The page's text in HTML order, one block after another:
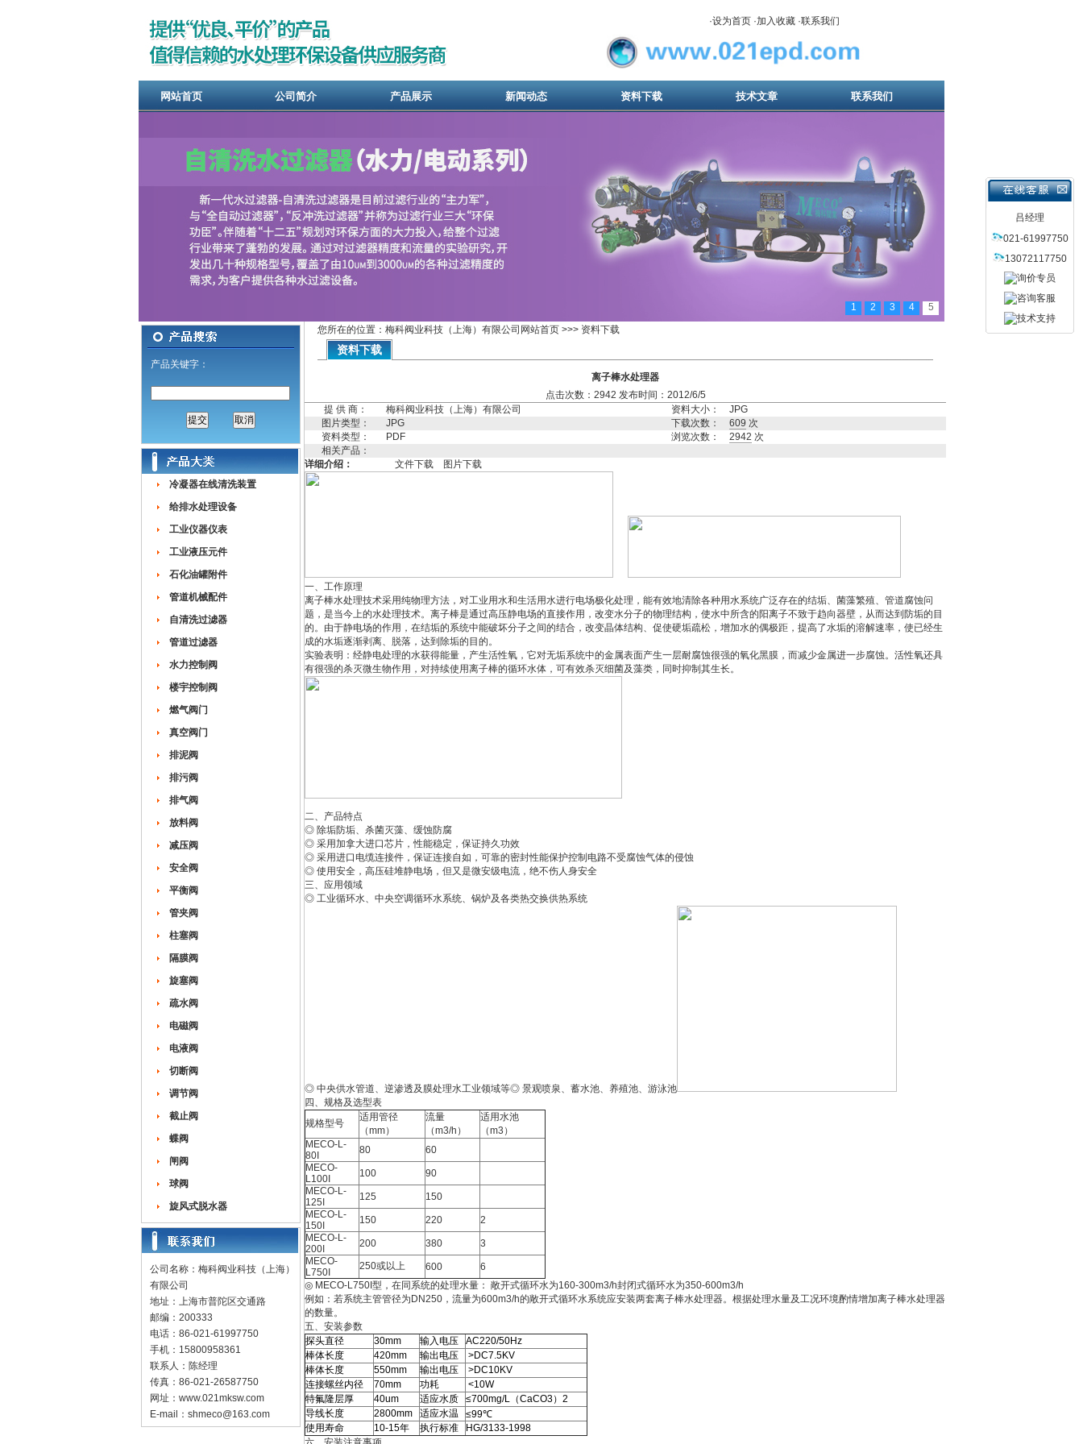
·设为首页 ·加入收藏 ·联系我们
网站首页 公司简介 产品展示 新闻动态 资料下载 技术文章 联系我们
1 2 3 4 5
吕经理
021-61997750
13072117750
产品关键字：
冷凝器在线清洗装置
给排水处理设备
工业仪器仪表
工业液压元件
石化油罐附件
管道机械配件
自清洗过滤器
管道过滤器
水力控制阀
楼宇控制阀
燃气阀门
真空阀门
排泥阀
排污阀
排气阀
放料阀
减压阀
安全阀
平衡阀
管夹阀
柱塞阀
隔膜阀
旋塞阀
疏水阀
电磁阀
电液阀
切断阀
调节阀
截止阀
蝶阀
闸阀
球阀
旋风式脱水器
公司名称：梅科阀业科技（上海）
有限公司
地址：上海市普陀区交通路
邮编：200333
电话：86-021-61997750
手机：15800958361
联系人：陈经理
传真：86-021-26587750
网址： www.021mksw.com
E-mail： shmeco@163.com
您所在的位置：梅科阀业科技（上海）有限公司网站首页 >>> 资料下载
资料下载
离子棒水处理器
点击次数：2942 发布时间：2012/6/5
提 供 商：
梅科阀业科技（上海）有限公司 资料大小：
JPG
图片类型：
JPG 下载次数： 609 次
资料类型：
PDF 浏览次数： 2942 次
相关产品：
详细介绍：
文件下载 图片下载
一、工作原理
离子棒水处理技术采用纯物理方法，对工业用水和生活用水进行电场极化处理，能有效地清除各种用水系统广泛存在的结垢、菌藻繁殖、管道腐蚀问
题，是当今上的水处理技术。离子棒是通过高压静电场的直接作用，改变水分子的物理结构，使水中所含的阳离子不致于趋向器壁，从而达到防垢的目
的。由于静电场的作用，在结垢的系统中能破坏分子之间的结合，改变晶体结构、促使硬垢疏松，增加水的偶极距，提高了水垢的溶解速率，使已经生
成的水垢逐渐剥离、脱落，达到除垢的目的。
实验表明：经静电处理的水获得能量，产生活性氧，它对无垢系统中的金属表面产生一层耐腐蚀很强的氧化黑膜，而减少金属进一步腐蚀。活性氧还具
有很强的杀灭微生物作用，对持续使用离子棒的循环水体，可有效杀灭细菌及藻类，同时抑制其生长。
二、产品特点
◎ 除垢防垢、杀菌灭藻、缓蚀防腐
◎ 采用加拿大进口芯片，性能稳定，保证持久功效
◎ 采用进口电缆连接件，保证连接自如，可靠的密封性能保护控制电路不受腐蚀气体的侵蚀
◎ 使用安全，高压硅堆静电场，但又是微安级电流，绝不伤人身安全
三、应用领域
◎ 工业循环水、中央空调循环水系统、锅炉及各类热交换供热系统
◎ 中央供水管道、逆渗透及膜处理水工业领域等◎ 景观喷泉、蓄水池、养殖池、游泳池
四、规格及选型表
规格型号
适用管径
（mm）
流量
（m3/h）
适用水池
（m3）
MECO-L-
80I
80
60
MECO-
L100I
100
90
MECO-L-
125I
125
150
MECO-L-
150I
150 220
2
MECO-L-
200I
200 380
3
MECO-
L750I
250或以上 600
6
◎ MECO-L750I型，在同系统的处理水量： 敞开式循环水为160-300m3/h封闭式循环水为350-600m3/h
例如：若系统主管管径为DN250，流量为600m3/h的敞开式循环水系统应安装两套离子棒水处理器。根据处理水量及工况环境酌情增加离子棒水处理器
的数量。
五、安装参数
探头直径
30mm 输入电压
AC220/50Hz
棒体长度
420mm 输出电压
>DC7.5KV
棒体长度
550mm 输出电压
>DC10KV
连接螺丝内径
70mm 功耗
<10W
特氟隆层厚
40um 适应水质
≤700mg/L（CaCO3）2
导线长度
2800mm 适应水温
≤99℃
使用寿命
10-15年 执行标准
HG/3133-1998